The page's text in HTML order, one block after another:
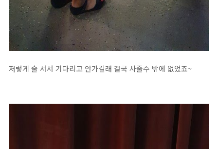
저렇게 술 서서 기다리고 안가길래 결국 사줄수 밖에 없었죠~